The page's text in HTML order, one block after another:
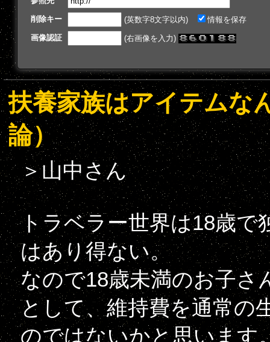
削除キー (英数字8文字以内)
情報を保存
画像認証
(右画像を入力)
扶養家族はアイテムな
論）
＞山中さん
トラベラー世界は18歳で
はあり得ない。
なので18歳未満のお子さ
として、維持費を通常の
のではないかと思います